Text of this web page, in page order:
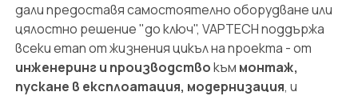
дали предоставя самостоятелно оборудване или
цялостно решение "до ключ", VAPTECH поддържа
всеки етап от жизнения цикъл на проекта - от
инженеринг и производствокъм монтаж,
пускане в експлоатация, модернизация, и